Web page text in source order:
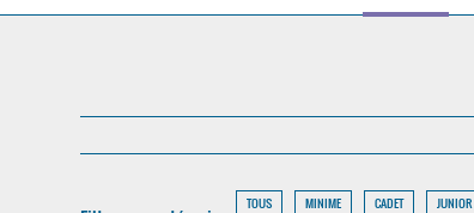
TOUS MINIME CADET JUNIOR